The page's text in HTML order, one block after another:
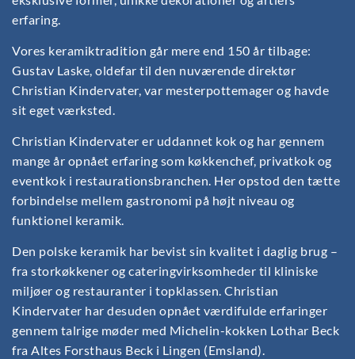
erfaring.
Vores keramiktradition går mere end 150 år tilbage:
Gustav Laske, oldefar til den nuværende direktør
Christian Kindervater, var mesterpottemager og havde
sit eget værksted.
Christian Kindervater er uddannet kok og har gennem
mange år opnået erfaring som køkkenchef, privatkok og
eventkok i restaurationsbranchen. Her opstod den tætte
forbindelse mellem gastronomi på højt niveau og
funktionel keramik.
Den polske keramik har bevist sin kvalitet i daglig brug –
fra storkøkkener og cateringvirksomheder til kliniske
miljøer og restauranter i topklassen. Christian
Kindervater har desuden opnået værdifulde erfaringer
gennem talrige møder med Michelin-kokken Lothar Beck
fra Altes Forsthaus Beck i Lingen (Emsland).